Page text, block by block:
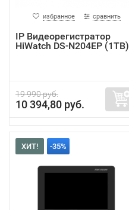
избранное сравнить
IP Видеорегистратор
HiWatch DS-N204EP (1TB)
19 990 руб.
10 394,80 руб.
ХИТ! -35%